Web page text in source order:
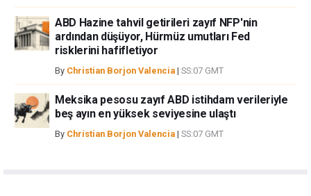
ABD Hazine tahvil getirileri zayıf NFP'nin
ardından düşüyor, Hürmüz umutları Fed
risklerini hafifletiyor
By Christian Borjon Valencia | SS:07 GMT
Meksika pesosu zayıf ABD istihdam verileriyle
beş ayın en yüksek seviyesine ulaştı
By Christian Borjon Valencia | SS:07 GMT